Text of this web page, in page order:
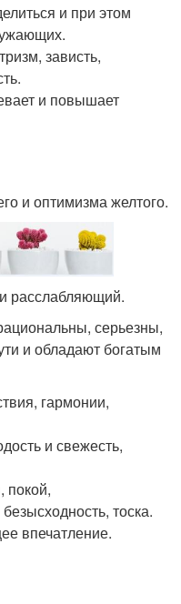
и при этом
зависть,
и повышает
и оптимизма желтого.
расслабляющий.
серьезны,
и обладают богатым
гармонии,
и свежесть,
покой,
тоска.
впечатление.